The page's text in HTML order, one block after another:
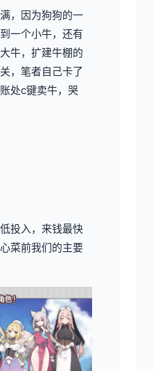
，因为狗狗的一
一个小牛，还有
牛，扩建牛棚的
，笔者自己卡了
处c键卖牛，哭
投入，来钱最快
菜前我们的主要